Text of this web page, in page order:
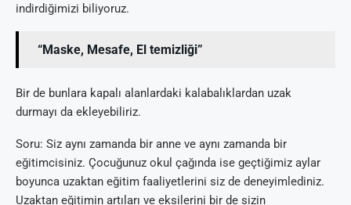
indirdiğimizi biliyoruz.
“Maske, Mesafe, El temizliği”
Bir de bunlara kapalı alanlardaki kalabalıklardan uzak
durmayı da ekleyebiliriz.
Soru: Siz aynı zamanda bir anne ve aynı zamanda bir
eğitimcisiniz. Çocuğunuz okul çağında ise geçtiğimiz aylar
boyunca uzaktan eğitim faaliyetlerini siz de deneyimlediniz.
Uzaktan eğitimin artıları ve eksilerini bir de sizin